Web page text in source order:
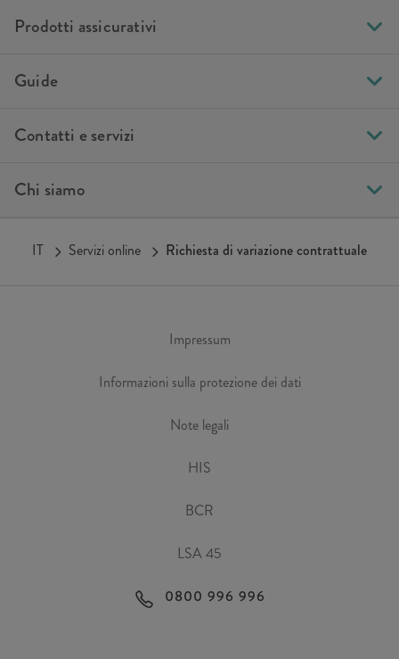
Prodotti assicurativi
Guide
Contatti e servizi
Chi siamo
Impressum
Informazioni sulla protezione dei dati
Note legali
HIS
BCR
LSA 45
0800 996 996
IT Servizi online Richiesta di variazione contrattuale